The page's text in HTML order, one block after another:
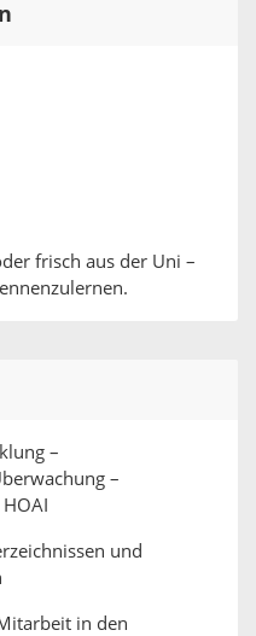
frisch aus der Uni –
–
–
und
in den